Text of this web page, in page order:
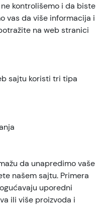
kontrolišemo i da biste
vas da više informacija i
na web stranici
sajtu koristi tri tipa
da unapredimo vaše
našem sajtu. Primera
uporedni
ili više proizvoda i